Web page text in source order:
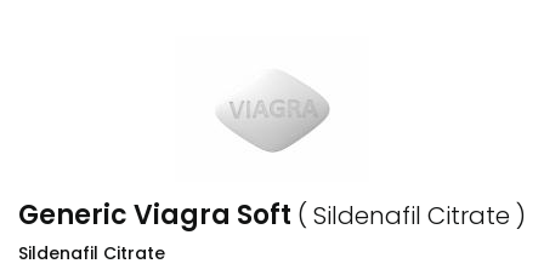
Generic Viagra Soft ( Sildenafil Citrate )
Sildenafil Citrate